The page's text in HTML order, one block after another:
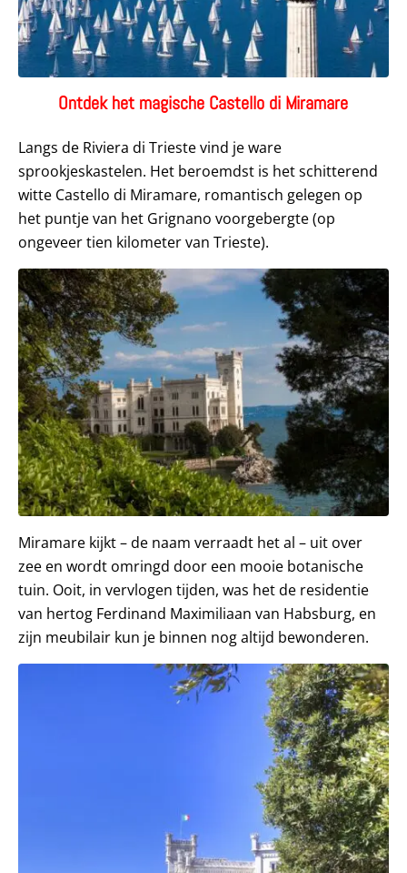
Ontdek het magische Castello di Miramare
Langs de Riviera di Trieste vind je ware
sprookjeskastelen. Het beroemdst is het schitterend
witte Castello di Miramare, romantisch gelegen op
het puntje van het Grignano voorgebergte (op
ongeveer tien kilometer van Trieste).
Miramare kijkt – de naam verraadt het al – uit over
zee en wordt omringd door een mooie botanische
tuin. Ooit, in vervlogen tijden, was het de residentie
van hertog Ferdinand Maximiliaan van Habsburg, en
zijn meubilair kun je binnen nog altijd bewonderen.